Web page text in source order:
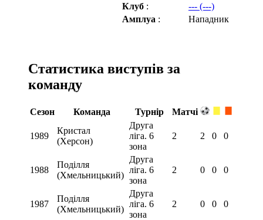
Клуб :
--- (---)
Амплуа : Нападник
Статистика виступів за
команду
Сезон Команда Турнір Матчі
1989
Кристал
(Херсон)
Друга
ліга. 6
зона
2 2 0 0
1988
Поділля
(Хмельницький)
Друга
ліга. 6
зона
2 0 0 0
1987
Поділля
(Хмельницький)
Друга
ліга. 6
зона
2 0 0 0